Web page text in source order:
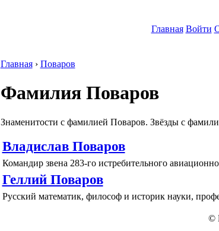
Главная Войти
Главная› Поваров
Фамилия Поваров
Знаменитости с фамилией Поваров. Звёзды с
Владислав Поваров
Командир звена 283-го истребительного
Геллий Поваров
Русский математик, философ и историк науки,
©